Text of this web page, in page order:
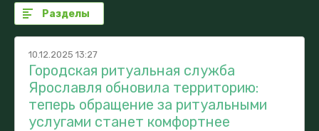
Разделы
10.12.2025 13:27
Городская ритуальная служба
Ярославля обновила территорию:
теперь обращение за ритуальными
услугами станет комфортнее